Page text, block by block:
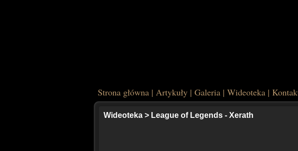
Strona główna | Artykuły | Galeria | Wideoteka |
Wideoteka > League of Legends - Xerath